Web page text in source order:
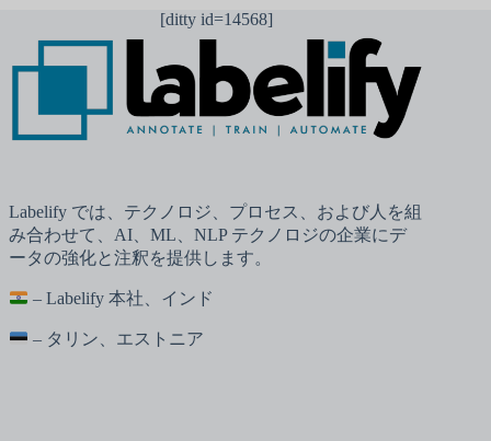
[ditty id=14568]
Labelify では、テクノロジ、プロセス、および人を組
み合わせて、AI、ML、NLP テクノロジの企業にデ
ータの強化と注釈を提供します。
– Labelify 本社、インド
– タリン、エストニア